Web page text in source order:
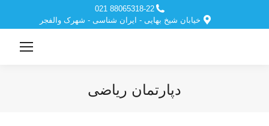
88065318-22 021
خیابان شیخ بهایی - ایران شناسی - شهرک والفجر
دپارتمان ریاضی